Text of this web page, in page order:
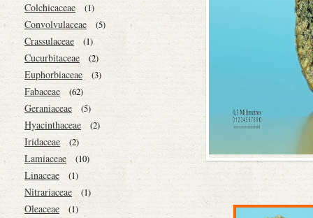
Colchicaceae (1)
Convolvulaceae (5)
Crassulaceae (1)
Cucurbitaceae (2)
Euphorbiaceae (3)
Fabaceae (62)
Geraniaceae (5)
Hyacinthaceae (2)
Iridaceae (2)
Lamiaceae (10)
Linaceae (1)
Nitrariaceae (1)
Oleaceae (1)